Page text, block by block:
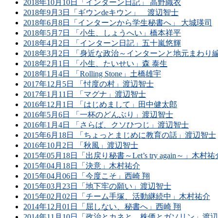
2018年10月10日「インターン日記」 高野織衣
2018年9月3日「ギウンdeキウン」 渡辺智士
2018年6月8日「インターンから学生秘書へ」 大城瑛司
2018年5月7日 「小生、しょうへい」橋本祥平
2018年4月2日 「インターン日記」五十嵐悠輝
2018年3月2日 「身近な政治～インターンと地元まわり
2018年2月1日 「小生、たいせい」森 泰生
2018年1月4日 「Rolling Stone」土橋雄宇
2017年12月5日 「忖度の村」渡辺智士
2017年1月11日 「マグナ」渡辺智士
2016年12月1日 「はじめまして」田中健太郎
2016年5月6日 「一杯のどんぶり」渡辺智士
2016年1月4日 「さらば、クソひつじ」渡辺智士
2015年6月18日 「ちょっとまじめに教育の話」渡辺智士
2016年10月2日 「秋風」渡辺智士
2015年05月18日「出戻り秘書～Let’s try again～」木村祐
2015年04月18日「決意」木村祐介
2015年04月06日「今度こそ」西崎 翔
2015年03月23日「地下牢の願い」渡辺智士
2015年02月02日「チーム手塚、活動継続中」木村祐介
2014年12月01日「屈しない、秘書へ」西崎 翔